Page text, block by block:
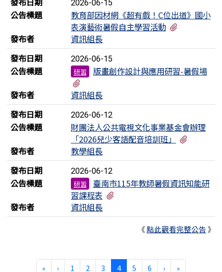
2026-06-15
公告標題
教育部因材網《超有戲！C位出道》國小
表演藝術暑假自主學習活動
發布者
資訊組長
發布日期
2026-06-15
公告標題 研習
版畫創作設計與應用研習-暑假場
發布者
資訊組長
發布日期
2026-06-12
公告標題
財團法人公共電視文化事業基金會辦理
「2026兒少客語配音培訓班」
發布者
教學組長
發布日期
2026-06-12
公告標題 研習
臺南市115年教師暑假資訊知能研
習課程表
發布者
資訊組長
《點此觀看完整公告》
«第一頁
‹上一頁
1 2 3 4(目前頁次)
5 6 ›下一頁
»最後頁